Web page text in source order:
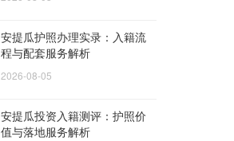
安提瓜护照办理实录：入籍流
程与配套服务解析
2026-08-05
安提瓜投资入籍测评：护照价
值与落地服务解析